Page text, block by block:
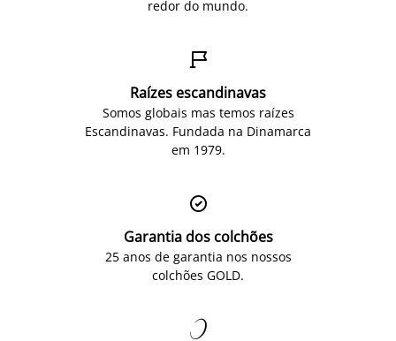
redor do mundo.

Raízes escandinavas
Somos globais mas temos raízes
Escandinavas. Fundada na Dinamarca
em 1979.

Garantia dos colchões
25 anos de garantia nos nossos
colchões GOLD.
